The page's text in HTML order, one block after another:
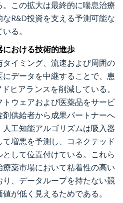
この拡大は最終的に喘息治療
R&D投資を支える予測可能な
る。
おける技術的進歩
イミング、流速および周囲の
にデータを中継することで、患
ヒアランスを削減している。
ウェアおよび医薬品をサービ
供給者から成果パートナーへ
工知能アルゴリズムは吸入器
増悪を予測し、コネクテッド
して位置付けている。これら
薬市場において粘着性の高い
、データループを持たない競
が低く見えるためである。